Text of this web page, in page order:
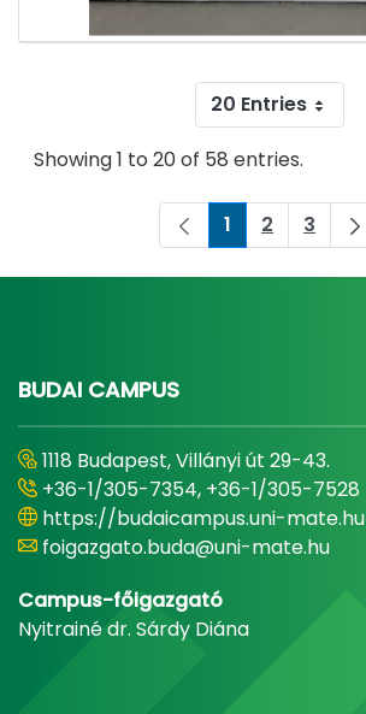
20 Entries
Showing 1 to 20 of 58 entries.
Page
1 Page
2 Page
3
BUDAI CAMPUS
1118 Budapest, Villányi út 29-43.
+36-1/305-7354, +36-1/305-7528
https://budaicampus.uni-mate.hu
foigazgato.buda@uni-mate.hu
Campus-főigazgató
Nyitrainé dr. Sárdy Diána